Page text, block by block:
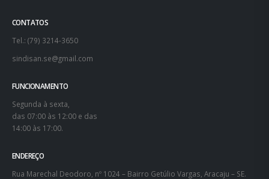
CONTATOS
Tel.: (79) 3214-3650
sindisan.se@gmail.com
FUNCIONAMENTO
Segunda à sexta,
das 07:00 às 12:00 e das
14:00 às 17:00.
ENDEREÇO
Rua Marechal Deodoro, nº 1024 – Bairro Getúlio Vargas, Aracaju – SE.